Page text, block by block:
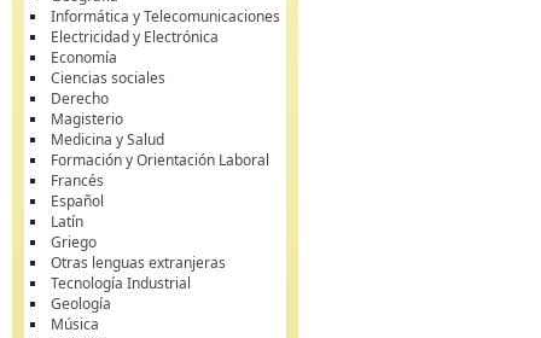
Informática y Telecomunicaciones
Electricidad y Electrónica
Economía
Ciencias sociales
Derecho
Magisterio
Medicina y Salud
Formación y Orientación Laboral
Francés
Español
Latín
Griego
Otras lenguas extranjeras
Tecnología Industrial
Geología
Música